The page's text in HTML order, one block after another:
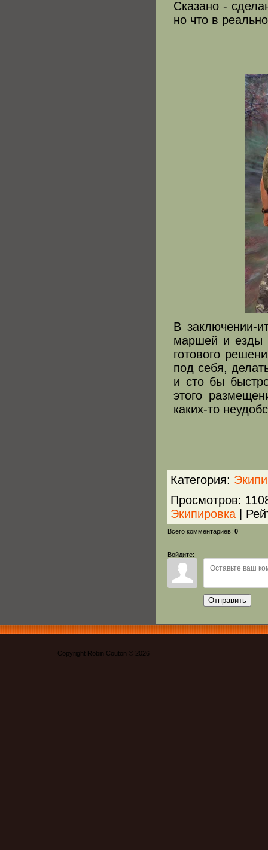
Сказано -
но что в
В заключении-
маршей и езды
готового
под себя,
и сто бы
этого
каких-то
Категория:
Просмотров:
Экипировка |
Всего комментариев: 0
Войдите:
Отправить
Copyright Robin Couton © 2026